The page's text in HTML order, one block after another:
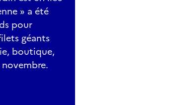
» a été
pour
géants
boutique,